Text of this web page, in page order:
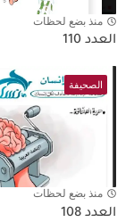
منذ بضع لحظات
العدد 110
الصحيفة
منذ بضع لحظات
العدد 108